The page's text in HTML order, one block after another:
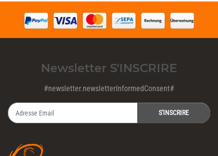
Newsletter S'INSCRIRE
#newsletter.newsletterInformedConsent#
S'INSCRIRE